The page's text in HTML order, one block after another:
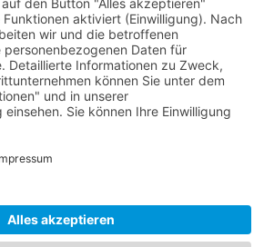
Bad Lauchstädt – Geschichte,
& Vorteile
den Alltag: Stil und Komfort